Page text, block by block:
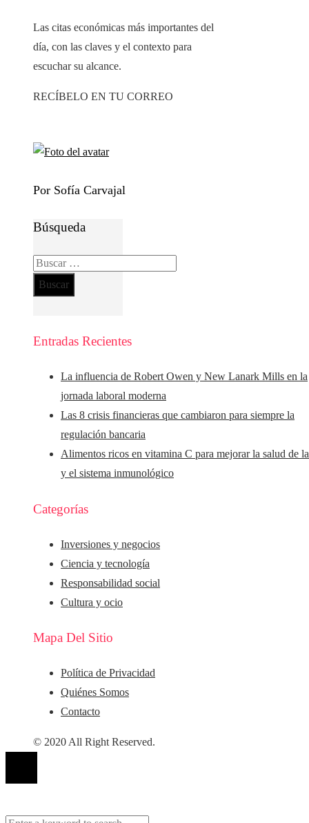
Las citas económicas más importantes del
día, con las claves y el contexto para
escuchar su alcance.
RECÍBELO EN TU CORREO
Por Sofía Carvajal
Búsqueda
Buscar:
Entradas Recientes
La influencia de Robert Owen y New Lanark Mills en la
jornada laboral moderna
Las 8 crisis financieras que cambiaron para siempre la
regulación bancaria
Alimentos ricos en vitamina C para mejorar la salud de
y el sistema inmunológico
Categorías
Inversiones y negocios
Ciencia y tecnología
Responsabilidad social
Cultura y ocio
Mapa Del Sitio
Política de Privacidad
Quiénes Somos
Contacto
© 2020 All Right Reserved.